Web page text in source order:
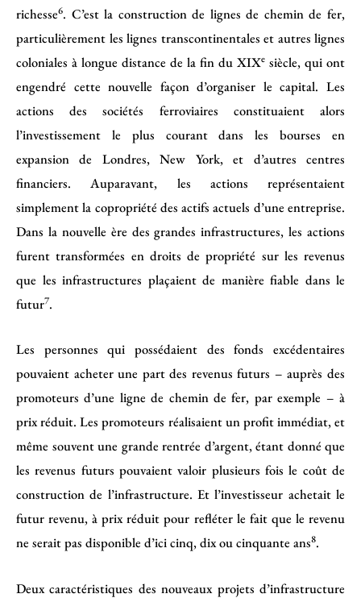
richesse6. C’est la construction de lignes de chemin de fer,
particulièrement les lignes transcontinentales et autres lignes
coloniales à longue distance de la fin du XIXe siècle, qui ont
engendré cette nouvelle façon d’organiser le capital. Les
actions des sociétés ferroviaires constituaient alors
l’investissement le plus courant dans les bourses en
expansion de Londres, New York, et d’autres centres
financiers. Auparavant, les actions représentaient
simplement la copropriété des actifs actuels d’une entreprise.
Dans la nouvelle ère des grandes infrastructures, les actions
furent transformées en droits de propriété sur les revenus
que les infrastructures plaçaient de manière fiable dans le
futur7.
Les personnes qui possédaient des fonds excédentaires
pouvaient acheter une part des revenus futurs – auprès des
promoteurs d’une ligne de chemin de fer, par exemple – à
prix réduit. Les promoteurs réalisaient un profit immédiat, et
même souvent une grande rentrée d’argent, étant donné que
les revenus futurs pouvaient valoir plusieurs fois le coût de
construction de l’infrastructure. Et l’investisseur achetait le
futur revenu, à prix réduit pour refléter le fait que le revenu
ne serait pas disponible d’ici cinq, dix ou cinquante ans8.
Deux caractéristiques des nouveaux projets d’infrastructure